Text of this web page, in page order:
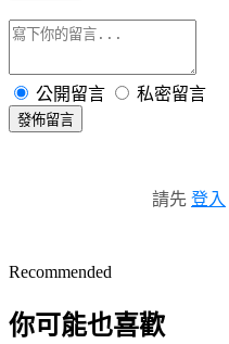
公開留言 私密留言
發佈留言
請先 登入
Recommended
你可能也喜歡